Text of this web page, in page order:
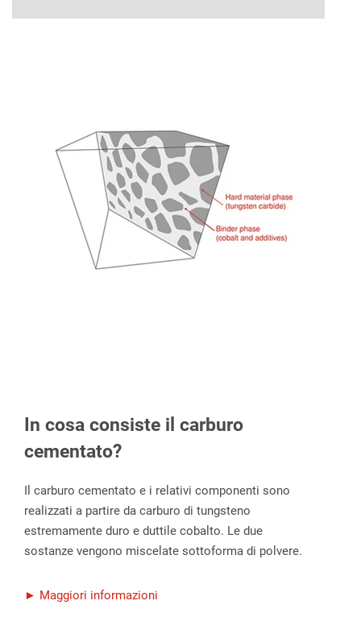
In cosa consiste il carburo
cementato?
Il carburo cementato e i relativi componenti sono
realizzati a partire da carburo di tungsteno
estremamente duro e duttile cobalto. Le due
sostanze vengono miscelate sottoforma di polvere.
► Maggiori informazioni